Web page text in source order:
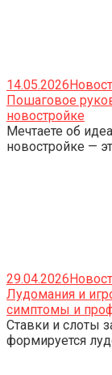
14.05.2026
Пошаговое
новостройке
Мечтаете об
новостройке —
29.04.2026
Лудомания и
симптомы и
Ставки и слоты
формируется